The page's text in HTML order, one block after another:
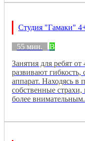
Студия "Гамаки"
55 мин.
B
Занятия для ребят
развивают
аппарат. Находясь в
собственные
более внимательным.